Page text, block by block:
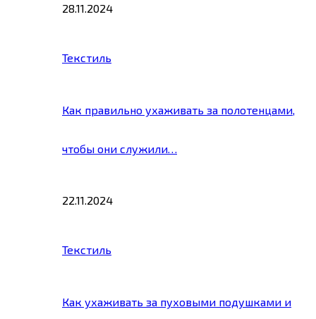
28.11.2024
Текстиль
Как правильно ухаживать за полотенцами,
чтобы они служили…
22.11.2024
Текстиль
Как ухаживать за пуховыми подушками и